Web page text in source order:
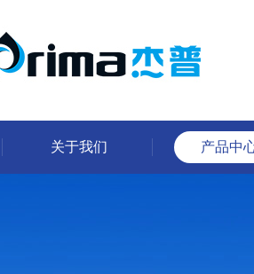
关于我们 产品中